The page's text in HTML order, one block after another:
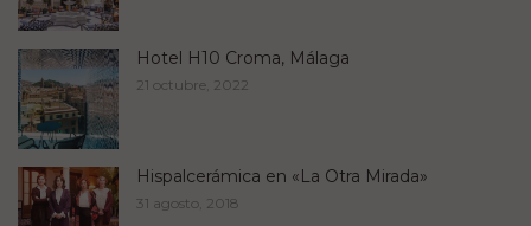
Hotel H10 Croma, Málaga
21 octubre, 2022
Hispalcerámica en «La Otra Mirada»
31 agosto, 2018